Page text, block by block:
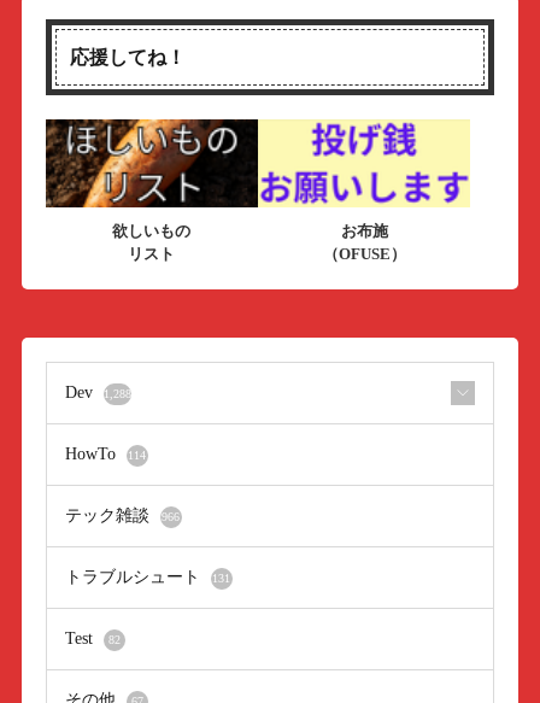
応援してね！
欲しいもの
リスト
お布施
（OFUSE）
Dev 1,288
HowTo 114
テック雑談 966
トラブルシュート 131
Test 82